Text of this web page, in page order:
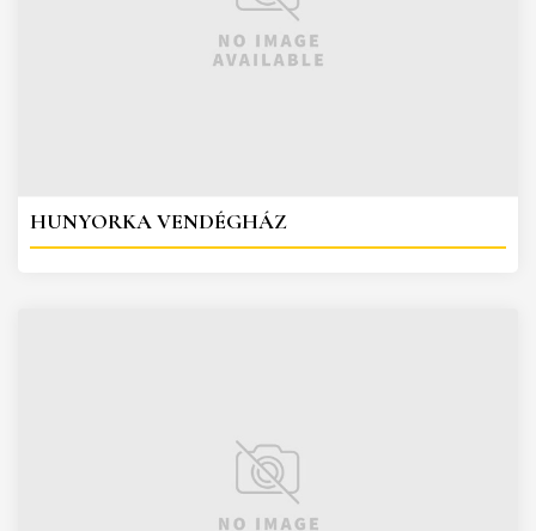
HUNYORKA VENDÉGHÁZ